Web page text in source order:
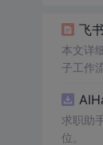
飞
本文详
子工作
求职助
位。